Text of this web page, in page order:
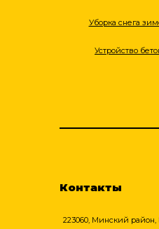
Уборка снега
Устройство
Контакты
223060, Минский район,